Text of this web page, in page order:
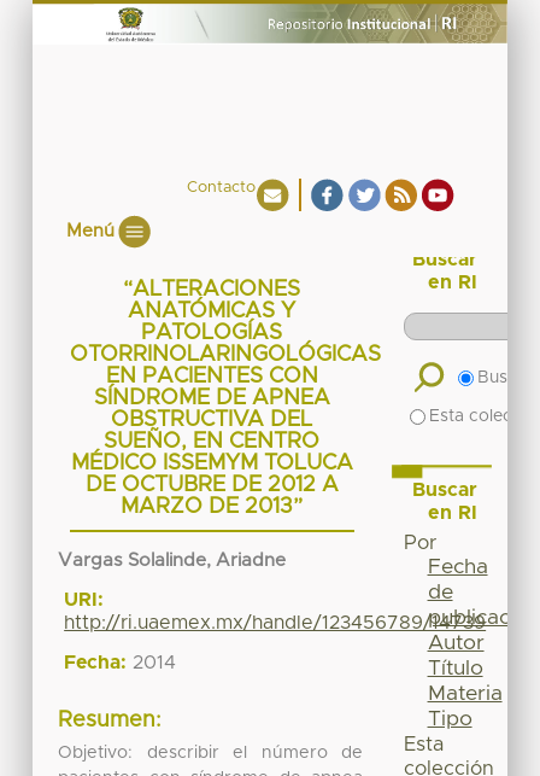
Contacto
Menú
“ALTERACIONES
ANATÓMICAS Y
PATOLOGÍAS
OTORRINOLARINGOLÓGICAS
EN PACIENTES CON
SÍNDROME DE APNEA
OBSTRUCTIVA DEL
SUEÑO, EN CENTRO
MÉDICO ISSEMYM TOLUCA
DE OCTUBRE DE 2012 A
MARZO DE 2013”
Vargas Solalinde, Ariadne
URI:
http://ri.uaemex.mx/handle/123456789/14739
Fecha: 2014
Resumen:
Objetivo: describir el número de
Buscar
en RI
Buscar
Esta
Buscar
en RI
Por
Fecha
de
publicación
Autor
Título
Materia
Tipo
Esta
colección